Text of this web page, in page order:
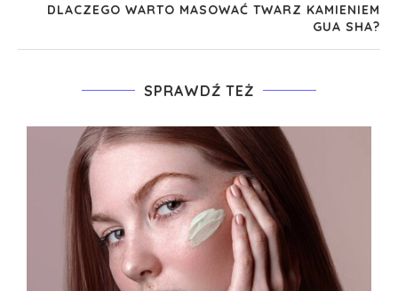
DLACZEGO WARTO MASOWAĆ TWARZ KAMIENIEM
GUA SHA?
SPRAWDŹ TEŻ